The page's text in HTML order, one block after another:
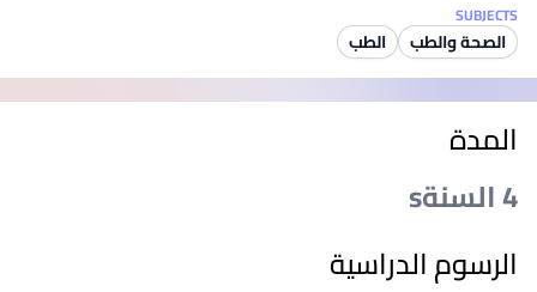
SUBJECTS
الصحة والطب الطب
المدة
4 السنةs
الرسوم الدراسية